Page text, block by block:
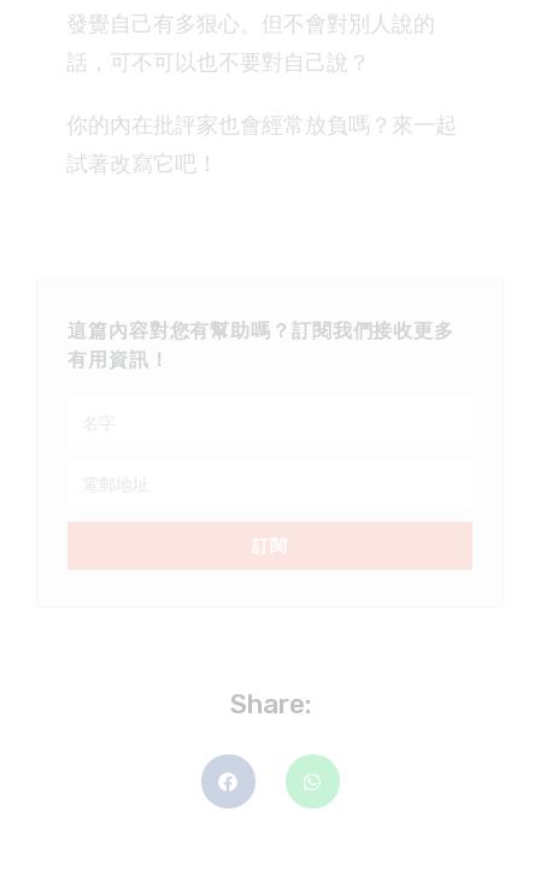
發覺自己有多狠心。但不會對別人說的
話，可不可以也不要對自己說？
你的內在批評家也會經常放負嗎？來一起
試著改寫它吧！
這篇內容對您有幫助嗎？訂閱我們接收更多
有用資訊！
訂閱
Share: